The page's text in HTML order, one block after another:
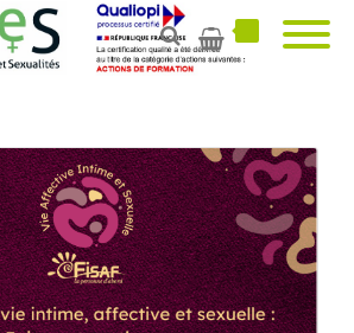
PhoneFacebookTwitterYoutube